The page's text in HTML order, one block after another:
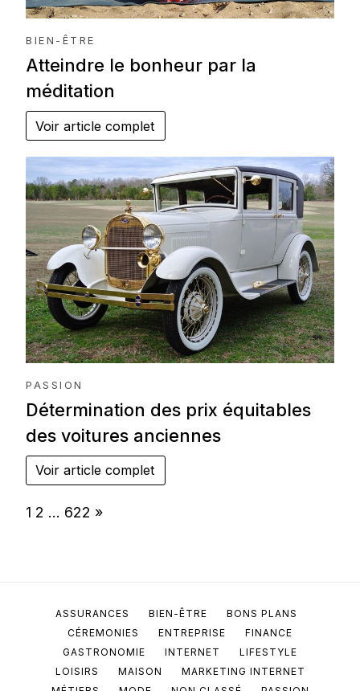
BIEN-ÊTRE
Atteindre le bonheur par la
méditation
Voir article complet
PASSION
Détermination des prix équitables
des voitures anciennes
Voir article complet
Page:
1 2 … 622 Next
»
ASSURANCES BIEN-ÊTRE
BONS PLANS
CÉREMONIES
ENTREPRISE
FINANCE
GASTRONOMIE
INTERNET
LIFESTYLE
LOISIRS
MAISON
MARKETING INTERNET